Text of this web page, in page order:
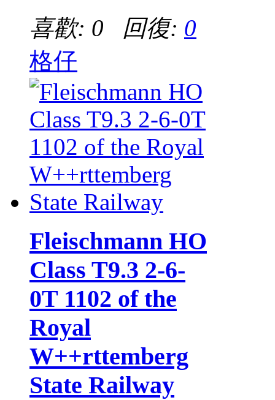
喜歡: 0 回復: 0
格仔
Fleischmann HO
Class T9.3 2-6-
0T 1102 of the
Royal
W++rttemberg
State Railway